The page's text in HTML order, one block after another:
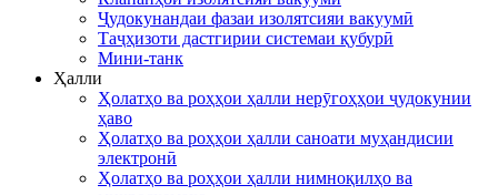
Ҷудокунандаи фазаи изолятсияи вакуумӣ
Таҷҳизоти дастгирии системаи қубурӣ
Мини-танк
Ҳалли
Ҳолатҳо ва роҳҳои ҳалли нерӯгоҳҳои ҷудокунии
ҳаво
Ҳолатҳо ва роҳҳои ҳалли саноати муҳандисии
электронӣ
Ҳолатҳо ва роҳҳои ҳалли нимноқилҳо ва